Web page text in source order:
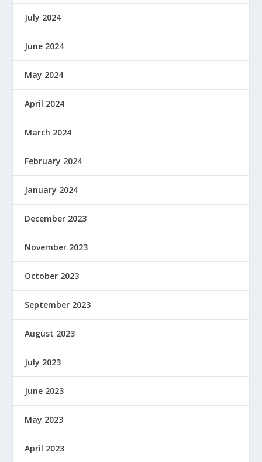
July 2024
June 2024
May 2024
April 2024
March 2024
February 2024
January 2024
December 2023
November 2023
October 2023
September 2023
August 2023
July 2023
June 2023
May 2023
April 2023